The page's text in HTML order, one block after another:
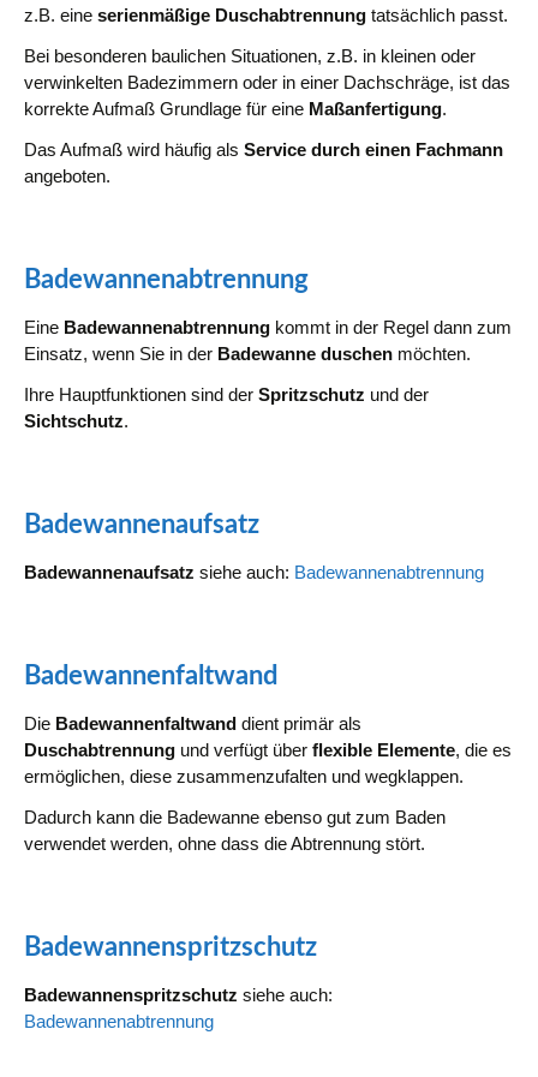
z.B. eine serienmäßige Duschabtrennung tatsächlich passt.
Bei besonderen baulichen Situationen, z.B. in kleinen oder
verwinkelten Badezimmern oder in einer Dachschräge, ist das
korrekte Aufmaß Grundlage für eine Maßanfertigung.
Das Aufmaß wird häufig als Service durch einen Fachmann
angeboten.
Badewannenabtrennung
Eine Badewannenabtrennung kommt in der Regel dann zum
Einsatz, wenn Sie in der Badewanne duschen möchten.
Ihre Hauptfunktionen sind der Spritzschutz und der
Sichtschutz.
Badewannenaufsatz
Badewannenaufsatz siehe auch: Badewannenabtrennung
Badewannenfaltwand
Die Badewannenfaltwand dient primär als
Duschabtrennung und verfügt über flexible Elemente, die es
ermöglichen, diese zusammenzufalten und wegklappen.
Dadurch kann die Badewanne ebenso gut zum Baden
verwendet werden, ohne dass die Abtrennung stört.
Badewannenspritzschutz
Badewannenspritzschutz siehe auch:
Badewannenabtrennung